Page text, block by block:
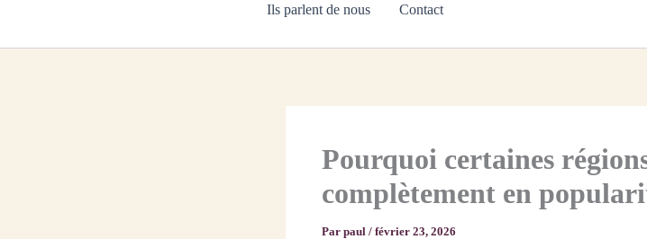
Ils parlent de nous Contact
Pourquoi certaines
complètement en
Par paul / février 23, 2026